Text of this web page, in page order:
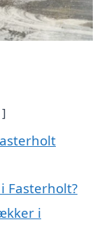
Fasterholt?
i